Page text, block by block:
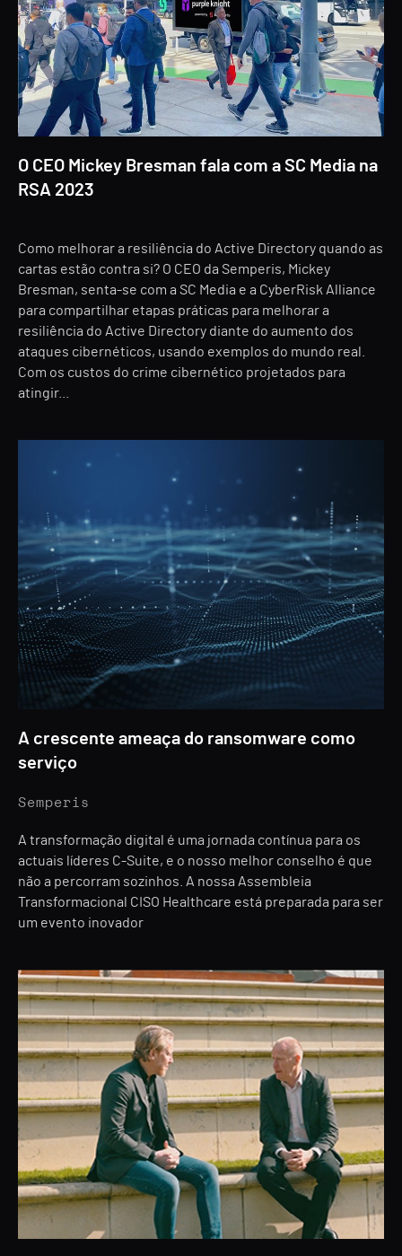
O CEO Mickey Bresman fala com a SC Media na
RSA 2023
Como melhorar a resiliência do Active Directory quando as
cartas estão contra si? O CEO da Semperis, Mickey
Bresman, senta-se com a SC Media e a CyberRisk Alliance
para compartilhar etapas práticas para melhorar a
resiliência do Active Directory diante do aumento dos
ataques cibernéticos, usando exemplos do mundo real.
Com os custos do crime cibernético projetados para
atingir...
A crescente ameaça do ransomware como
serviço
Semperis
A transformação digital é uma jornada contínua para os
actuais líderes C-Suite, e o nosso melhor conselho é que
não a percorram sozinhos. A nossa Assembleia
Transformacional CISO Healthcare está preparada para ser
um evento inovador